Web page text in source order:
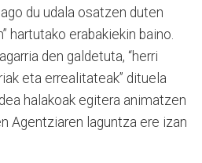
du udala osatzen duten
hartutako erabakiekin baino.
den galdetuta, “herri
eta errealitateak” dituela
halakoak egitera animatzen
Agentziaren laguntza ere izan